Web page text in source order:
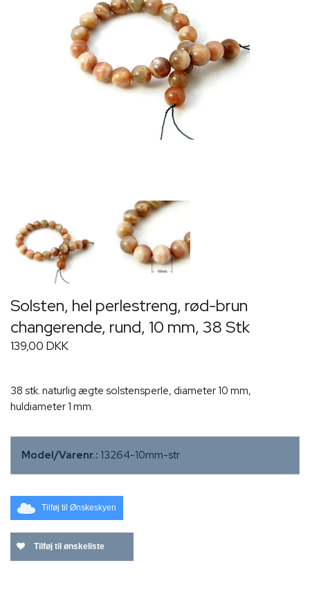
Solsten, hel perlestreng, rød-brun
changerende, rund, 10 mm, 38 Stk
139,00 DKK
38 stk. naturlig ægte solstensperle, diameter 10 mm,
huldiameter 1 mm.
Model/Varenr.: 13264-10mm-str
Tilføj til Ønskeskyen
Tilføj til ønskeliste